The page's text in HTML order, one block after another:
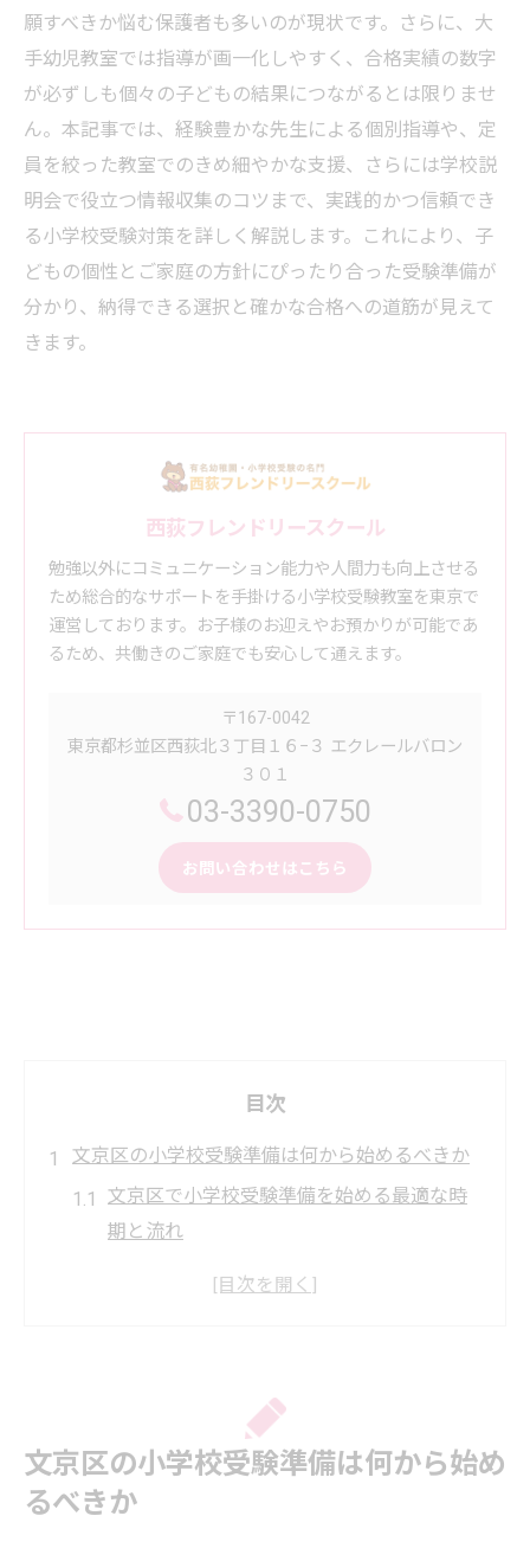
願すべきか悩む保護者も多いのが現状です。さらに、大
手幼児教室では指導が画一化しやすく、合格実績の数字
が必ずしも個々の子どもの結果につながるとは限りませ
ん。本記事では、経験豊かな先生による個別指導や、定
員を絞った教室でのきめ細やかな支援、さらには学校説
明会で役立つ情報収集のコツまで、実践的かつ信頼でき
る小学校受験対策を詳しく解説します。これにより、子
どもの個性とご家庭の方針にぴったり合った受験準備が
分かり、納得できる選択と確かな合格への道筋が見えて
きます。
西荻フレンドリースクール
勉強以外にコミュニケーション能力や人間力も向上させる
ため総合的なサポートを手掛ける小学校受験教室を東京で
運営しております。お子様のお迎えやお預かりが可能であ
るため、共働きのご家庭でも安心して通えます。
〒167-0042
東京都杉並区西荻北３丁目１６−３ エクレールバロン
３０１
03-3390-0750
お問い合わせはこちら
目次
文京区の小学校受験準備は何から始めるべきか
文京区で小学校受験準備を始める最適な時
期と流れ
小学校受験に役立つ幼児教室選びのポイン
小学校受験準備で気をつけたい家庭のサポ
ート法
文京区の小学校受験準備は何から始め
るべきか